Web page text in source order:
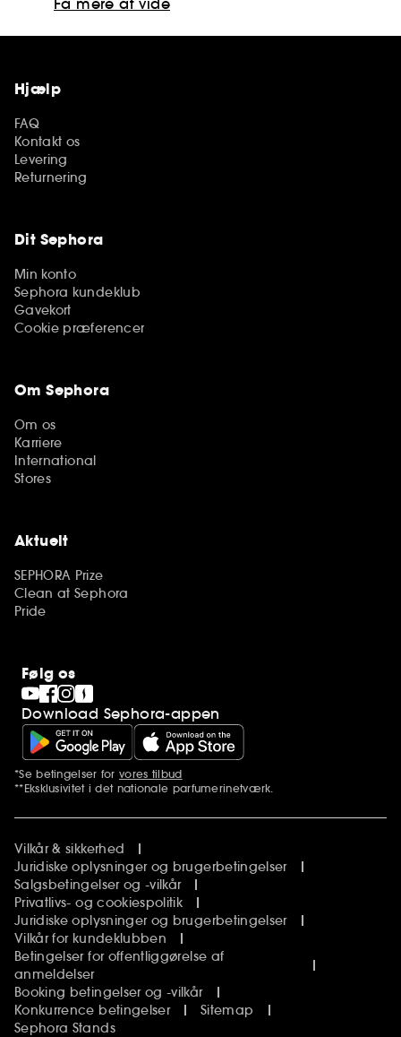
Hjælp
FAQ
Kontakt os
Levering
Returnering
Dit Sephora
Min konto
Sephora kundeklub
Gavekort
Cookie præferencer
Om Sephora
Om os
Karriere
International
Stores
Aktuelt
SEPHORA Prize
Clean at Sephora
Pride
Følg os
Download Sephora-appen
Yderligere bemærkninger
*Se betingelser for vores tilbud
**Eksklusivitet i det nationale parfumerinetværk.
Vilkår & sikkerhed
Juridiske oplysninger og brugerbetingelser
Salgsbetingelser og -vilkår
Privatlivs- og cookiespolitik
Juridiske oplysninger og brugerbetingelser
Vilkår for kundeklubben
Betingelser for offentliggørelse af
anmeldelser
Booking betingelser og -vilkår
Konkurrence betingelser
Sitemap
Sephora Stands